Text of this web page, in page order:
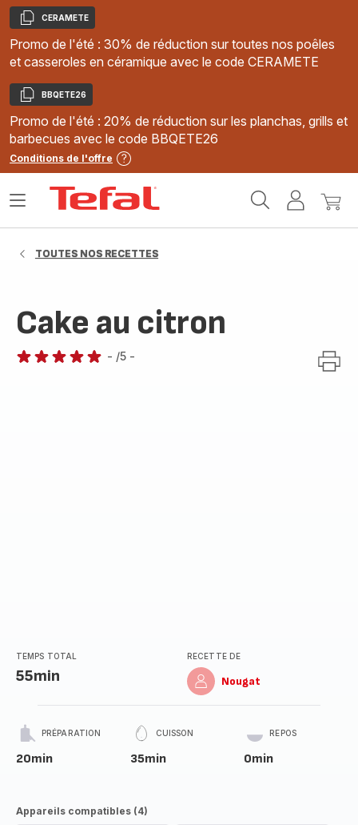
Copier
CERAMETE
Promo de l'été : 30% de réduction sur toutes nos poêles
et casseroles en céramique avec le code CERAMETE
Copier
BBQETE26
Promo de l'été : 20% de réduction sur les planchas, grills et
barbecues avec le code BBQETE26
Conditions de l'offre
MonMon
Ouvrir
TOUTES NOS RECETTES
Cake au citron
- /5 -
TEMPS TOTAL
55min
RECETTE DE
Nougat
PRÉPARATION
20min
CUISSON
35min
REPOS
0min
Appareils compatibles (4)